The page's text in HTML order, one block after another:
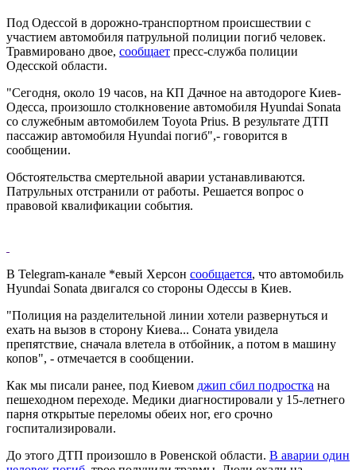
Под Одессой в дорожно-транспортном происшествии с
участием автомобиля патрульной полиции погиб человек.
Травмировано двое, сообщает пресс-служба полиции
Одесской области.
"Сегодня, около 19 часов, на КП Дачное на автодороге Киев-
Одесса, произошло столкновение автомобиля Hyundai Sonata
со служебным автомобилем Toyota Prius. В результате ДТП
пассажир автомобиля Hyundai погиб",- говорится в
сообщении.
Обстоятельства смертельной аварии устанавливаются.
Патрульных отстранили от работы. Решается вопрос о
правовой квалификации события.
В Telegram-канале *евый Херсон сообщается, что автомобиль
Hyundai Sonata двигался со стороны Одессы в Киев.
"Полиция на разделительной линии хотели развернуться и
ехать на вызов в сторону Киева... Соната увидела
препятствие, сначала влетела в отбойник, а потом в машину
копов", - отмечается в сообщении.
Как мы писали ранее, под Киевом джип сбил подростка на
пешеходном переходе. Медики диагностировали у 15-летнего
парня открытые переломы обеих ног, его срочно
госпитализировали.
До этого ДТП произошло в Ровенской области. В аварии один